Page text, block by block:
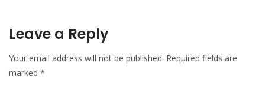
Leave a Reply
Your email address will not be published. Required fields are
marked *